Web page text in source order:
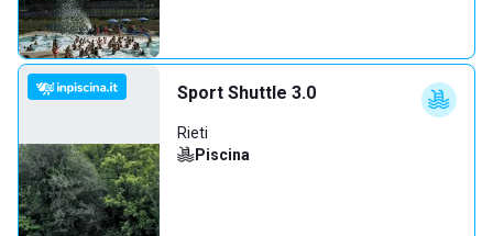
Sport Shuttle 3.0
Rieti
Piscina